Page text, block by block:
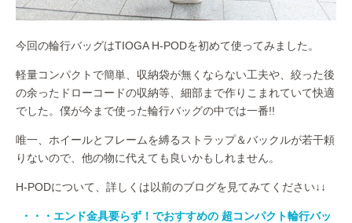
今回の輪行バッグはTIOGA H-PODを初めて使ってみました。
軽量コンパクトで簡単、収納袋が無くならない工夫や、絞った後
の余ったドローコードの収納等、細部まで作りこまれていて快適
でした。僕が今まで使った輪行バッグの中では一番!!
唯一、ホイールとフレームを縛るストラップ＆バックルが若干頼
りないので、他の物に代えても良いかもしれません。
H-PODについて、詳しくは以前のブログを見てみてください↓↓
・・・エンド金具要らず！でおすすめの 超コンパクト輪行バッ